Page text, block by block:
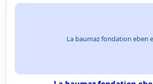
La baumaz fondation eben